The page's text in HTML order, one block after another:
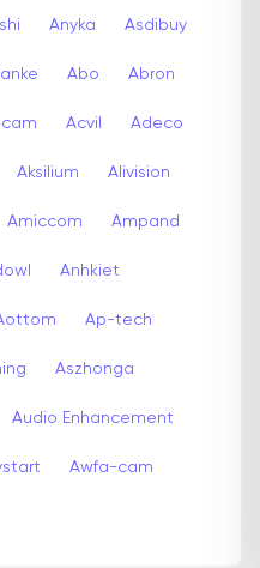
Anyka Asdibuy
Abo Abron
Acvil Adeco
Aksilium Alivision
Amiccom Ampand
Anhkiet
Ap-tech
Aszhonga
Audio Enhancement
Awfa-cam